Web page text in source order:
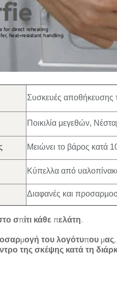
Συσκευές αποθήκευσης
Ποικιλία μεγεθών,
Μειώνει το βάρος κατά
Κύπελλα από
Διαφανές και
σπίτι κάθε πελάτη.
του λογότυπου
της σκέψης κατά τη